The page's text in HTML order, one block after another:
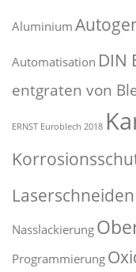
Aluminium
Automatisation DIN
entgraten von
ERNST Euroblech 2018
Laserschneiden
Nasslackierung
Programmierung